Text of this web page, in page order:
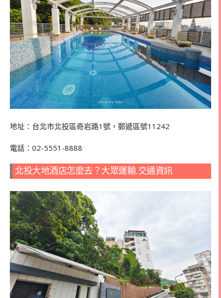
地址：​ 台北市北投區奇岩路1號，郵遞區號11242
電話：​ 02-5551-8888
北投大地酒店怎麼去？大眾運輸.交通資訊